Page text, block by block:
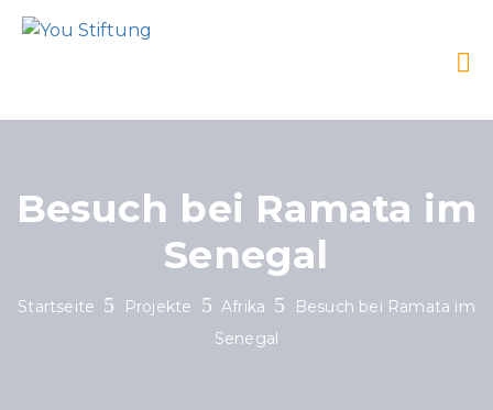
Besuch bei Ramata im
Senegal
Startseite Projekte Afrika
Besuch bei Ramata im
Senegal